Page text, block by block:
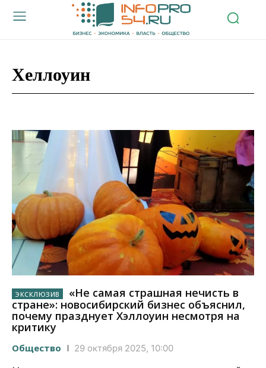
Хеллоуин
«Не самая страшная нечисть в
стране»: новосибирский бизнес объяснил,
почему празднует Хэллоуин несмотря на
критику
Общество 29 октября 2025, 10:00